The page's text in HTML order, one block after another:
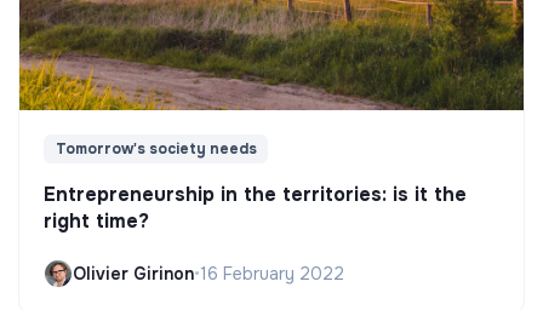
Tomorrow's society needs
Entrepreneurship in the territories: is it the
right time?
Olivier Girinon•16 February 2022